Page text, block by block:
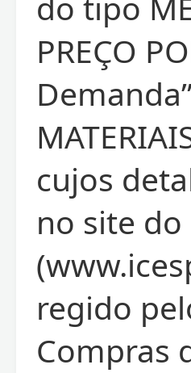
PREÇO
cujos
no site do
regido
Compras